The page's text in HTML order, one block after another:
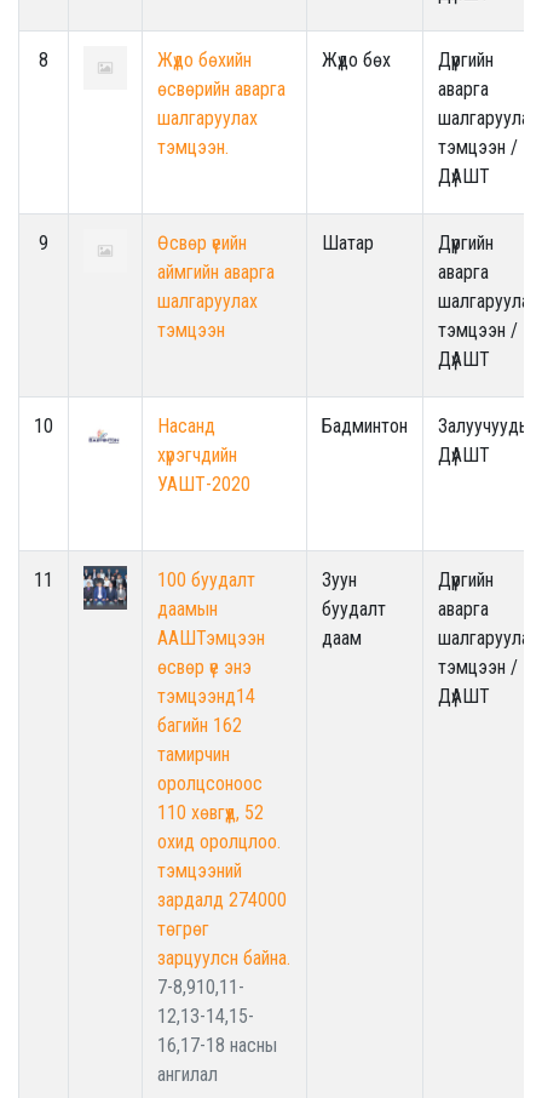
8
Жүдо бөхийн
өсвөрийн аварга
шалгаруулах
тэмцээн.
Жүдо бөх
Дүүргийн
аварга
шалгаруулах
тэмцээн /
ДүАШТ
9
Өсвөр үеийн
аймгийн аварга
шалгаруулах
тэмцээн
Шатар
Дүүргийн
аварга
шалгаруулах
тэмцээн /
ДүАШТ
10
Насанд
хүрэгчдийн
УАШТ-2020
Бадминтон
Залуучуудын
ДүАШТ
11
100 буудалт
даамын
ААШТэмцээн
өсвөр үе энэ
тэмцээнд14
багийн 162
тамирчин
оролцсоноос
110 хөвгүүд, 52
охид оролцлоо.
тэмцээний
зардалд 274000
төгрөг
зарцуулсн байна.
7-8,910,11-
12,13-14,15-
16,17-18 насны
ангилал
Зуун
буудалт
даам
Дүүргийн
аварга
шалгаруулах
тэмцээн /
ДүАШТ